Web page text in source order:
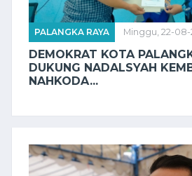
PALANGKA RAYA Minggu, 22-08-
DEMOKRAT KOTA
DUKUNG NADALSYAH
NAHKODA...